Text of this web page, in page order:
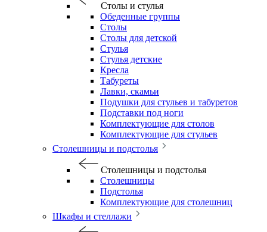
Столы и стулья
Обеденные группы
Столы
Столы для детской
Стулья
Стулья детские
Кресла
Табуреты
Лавки, скамьи
Подушки для стульев и табуретов
Подставки под ноги
Комплектующие для столов
Комплектующие для стульев
Столешницы и подстолья
Столешницы и подстолья
Столешницы
Подстолья
Комплектующие для столешниц
Шкафы и стеллажи